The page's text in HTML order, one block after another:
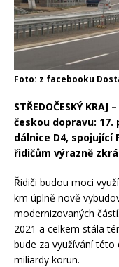
Foto: z facebooku
STŘEDOČESKÝ
českou dopravu:
dálnice D4, spojující
řidičům výrazně
Řidiči budou moci
km úplně nově
modernizovaných
2021 a celkem stála
bude za využívání této
miliardy korun.